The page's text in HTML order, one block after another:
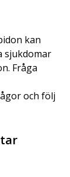
kan
sjukdomar
Fråga
och följ